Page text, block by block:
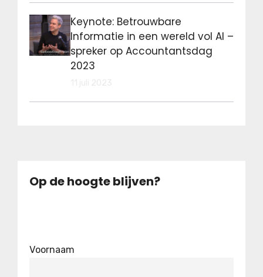
Keynote: Betrouwbare
Informatie in een wereld vol AI –
spreker op Accountantsdag
2023
Op de hoogte blijven?
Voornaam